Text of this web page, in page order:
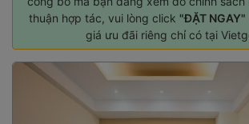
thuận hợp tác, vui lòng click "ĐẶT NGAY"
giá ưu đãi riêng chỉ có tại